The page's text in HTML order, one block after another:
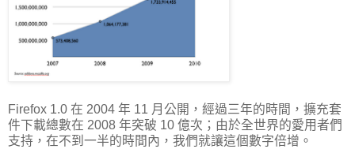
Firefox 1.0 在 2004 年 11 月公開，經過三年的時間，擴充套
件下載總數在 2008 年突破 10 億次；由於全世界的愛用者們
支持，在不到一半的時間內，我們就讓這個數字倍增。